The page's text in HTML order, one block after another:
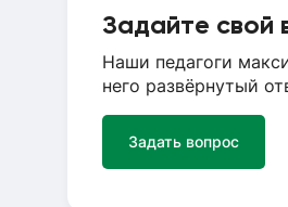
Задайте свой
Наши педагоги
него развёрнутый
Задать вопрос